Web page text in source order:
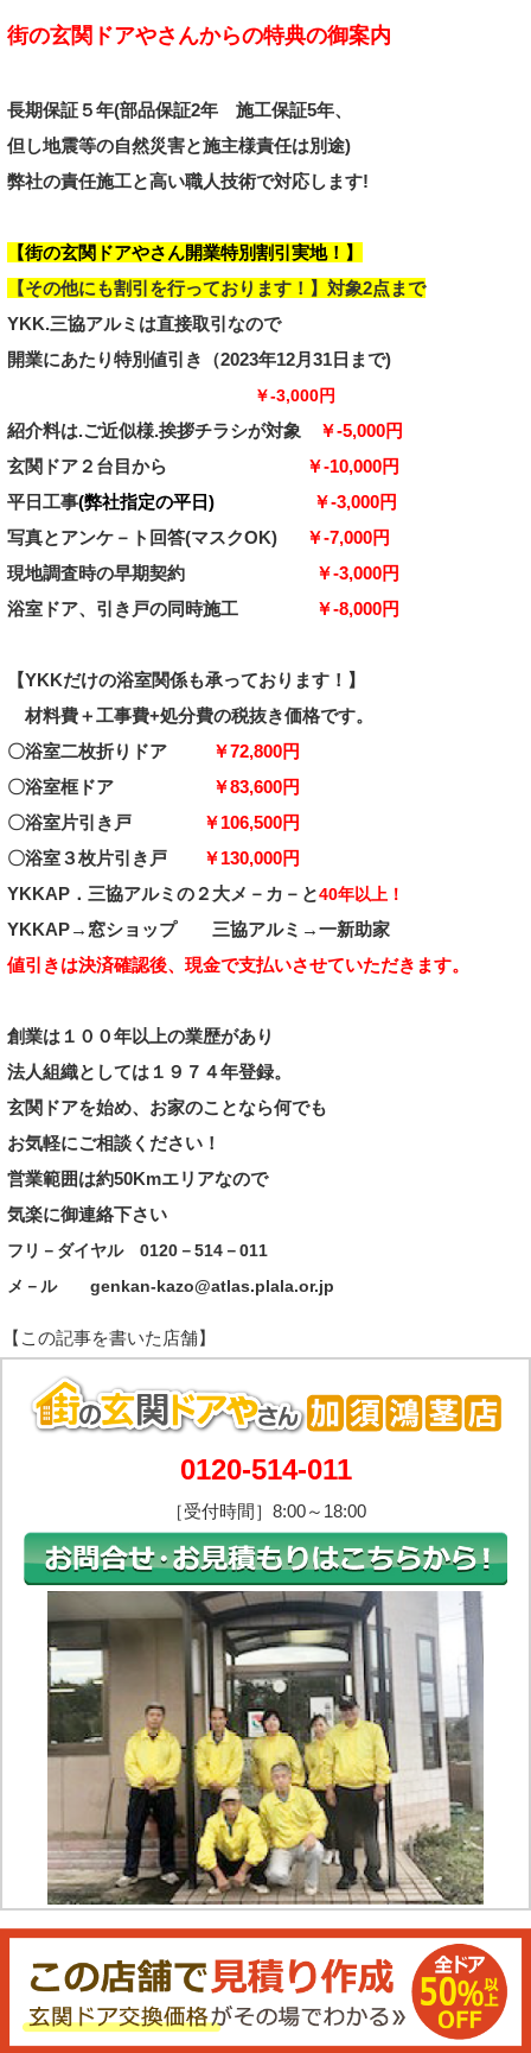
街の玄関ドアやさんからの特典の御案内
長期保証５年(部品保証2年 施工保証5年、
但し地震等の自然災害と施主様責任は別途)
弊社の責任施工と高い職人技術で対応します!
【街の玄関ドアやさん開業特別割引実地！】
【その他にも割引を行っております！】対象2点まで
YKK.三協アルミは直接取引なので
開業にあたり特別値引き （2023年12月31日まで)
￥-3,000円
紹介料は.ご近似様.挨拶チラシが対象
￥-5,000円
玄関ドア２台目から
￥-10,000円
平日工事(弊社指定の平日) ￥-3,000円
写真とアンケ－ト回答(マスクOK)
￥-7,000円
現地調査時の早期契約
￥-3,000円
浴室ドア、引き戸の同時施工
￥-8,000円
【YKKだけの浴室関係も承っております！】
材料費＋工事費+処分費の税抜き価格です。
〇浴室二枚折りドア
￥72,800円
〇浴室框ドア ￥83,600円
〇浴室片引き戸 ￥106,500円
〇浴室３枚片引き戸 ￥130,000円
YKKAP．三協アルミ の２大メ－カ－と40年以上！
YKKAP→ 窓ショップ 三協アルミ →一新助家
値引きは決済確認後、現金で支払いさせていただきます。
創業は１００年以上の業歴があり
法人組織としては１９７ ４年登録。
玄関ドアを始め、お家のことなら何でも
お気軽にご相談ください！
営業範囲は約50Kmエリアなので
気楽に御連絡下さい
フリ－ダイヤル 0120－514－011
メ－ル genkan‐kazo@atlas.plala.or.jp
0120-514-011
［受付時間］8:00～18:00